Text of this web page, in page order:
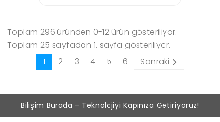
Toplam 296 üründen 0-12 ürün gösteriliyor.
Toplam 25 sayfadan 1. sayfa gösteriliyor.
1
2 3 4 5 6 Sonraki
Bilişim Burada – Teknolojiyi Kapınıza Getiriyoruz!